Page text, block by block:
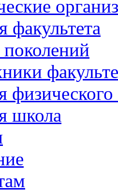
факультета
физического
школа